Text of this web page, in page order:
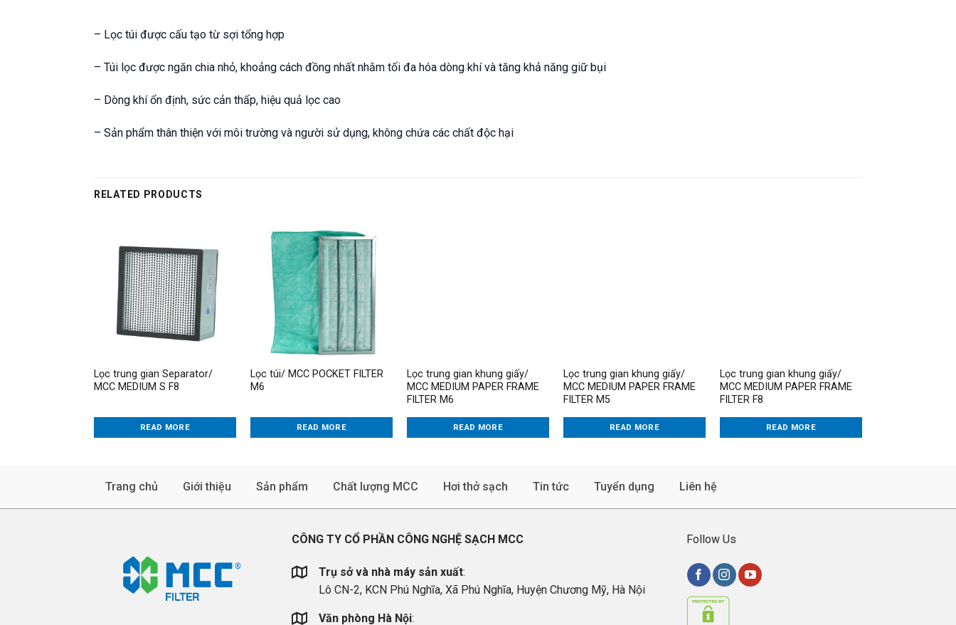
– Lọc túi được cấu tạo từ sợi tổng hợp
– Túi lọc được ngăn chia nhỏ, khoảng cách đồng nhất nhằm tối đa hóa dòng khí và tăng khả năng giữ bụi
– Dòng khí ổn định, sức cản thấp, hiệu quả lọc cao
– Sản phẩm thân thiện với môi trường và người sử dụng, không chứa các chất độc hại
RELATED PRODUCTS
Lọc trung gian Separator/
MCC MEDIUM S F8
READ MORE
Lọc túi/ MCC POCKET FILTER
M6
READ MORE
Lọc trung gian khung giấy/
MCC MEDIUM PAPER FRAME
FILTER M6
READ MORE
Lọc trung gian khung giấy/
MCC MEDIUM PAPER FRAME
FILTER M5
READ MORE
Lọc trung gian khung giấy/
MCC MEDIUM PAPER FRAME
FILTER F8
READ MORE
Trang chủ Giới thiệu Sản phẩm Chất lượng MCC Hơi thở sạch Tin tức Tuyển dụng Liên hệ
CÔNG TY CỔ PHẦN CÔNG NGHỆ SẠCH MCC
Trụ sở và nhà máy sản xuất:
Lô CN-2, KCN Phú Nghĩa, Xã Phú Nghĩa, Huyện Chương Mỹ, Hà Nội
Văn phòng Hà Nội:
Follow Us